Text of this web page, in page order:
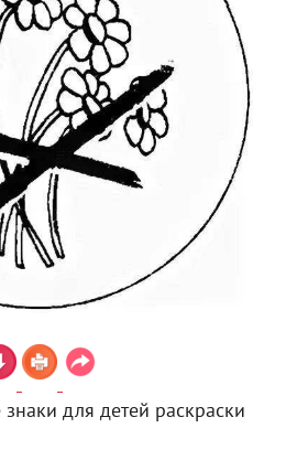
для детей раскраски